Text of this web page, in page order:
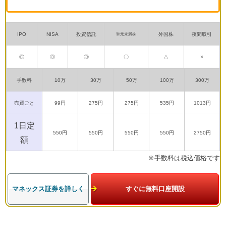
IPO NISA 投資信託 単元未満株 外国株 夜間取引
◎ ◎ ◎ 〇 △ ×
手数料 10万 30万 50万 100万 300万
売買ごと 99円 275円 275円 535円 1013円
1日定
額
550円 550円 550円 550円 2750円
※手数料は税込価格です
マネックス証券を詳しく すぐに無料口座開設